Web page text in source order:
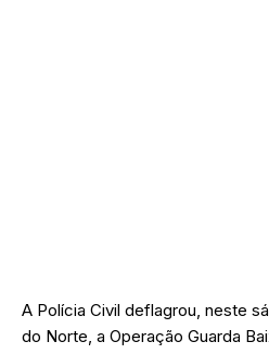
A Polícia Civil deflagrou, neste
do Norte, a Operação Guarda